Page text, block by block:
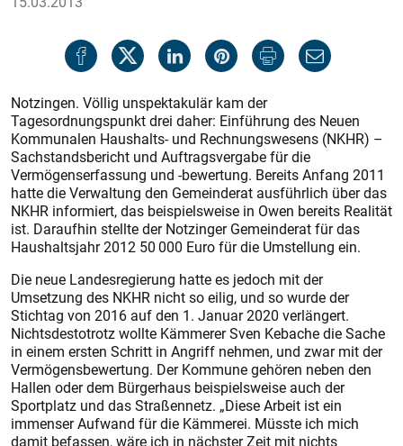
Notzingen. Völlig unspektakulär kam der
Tagesordnungspunkt drei daher: Einführung des Neuen
Kommunalen Haushalts- und Rechnungswesens (NKHR) –
Sachstandsbericht und Auftragsvergabe für die
Vermögenserfassung und -bewertung. Bereits Anfang 2011
hatte die Verwaltung den Gemeinderat ausführlich über das
NKHR informiert, das beispielsweise in Owen bereits Realität
ist. Daraufhin stellte der Notzinger Gemeinderat für das
Haushaltsjahr 2012 50 000 Euro für die Umstellung ein.
Die neue Landesregierung hatte es jedoch mit der
Umsetzung des NKHR nicht so eilig, und so wurde der
Stichtag von 2016 auf den 1. Januar 2020 verlängert.
Nichtsdestotrotz wollte Kämmerer Sven Kebache die Sache
in einem ersten Schritt in Angriff nehmen, und zwar mit der
Vermögensbewertung. Der Kommune gehören neben den
Hallen oder dem Bürgerhaus beispielsweise auch der
Sportplatz und das Straßennetz. „Diese Arbeit ist ein
immenser Aufwand für die Kämmerei. Müsste ich mich
damit befassen, wäre ich in nächster Zeit mit nichts